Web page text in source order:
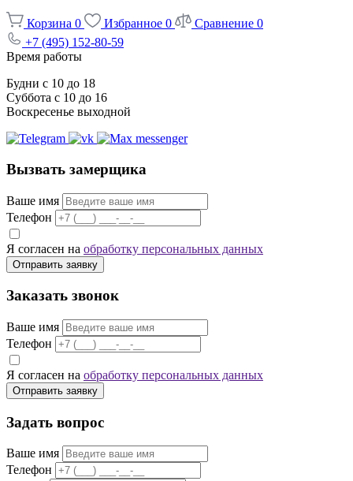
Корзина 0 Избранное 0 Сравнение 0
+7 (495) 152-80-59
Время работы
Будни с 10 до 18
Суббота с 10 до 16
Воскресенье выходной
Вызвать замерщика
Ваше имя
Телефон
Я согласен на обработку персональных данных
Отправить заявку
Заказать звонок
Ваше имя
Телефон
Я согласен на обработку персональных данных
Отправить заявку
Задать вопрос
Ваше имя
Телефон